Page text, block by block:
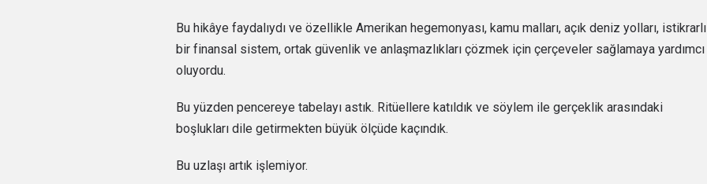
Bu hikâye faydalıydı ve özellikle Amerikan hegemonyası, kamu malları, açık deniz yolları, istikrarlı
bir finansal sistem, ortak güvenlik ve anlaşmazlıkları çözmek için çerçeveler sağlamaya yardımcı
oluyordu.
Bu yüzden pencereye tabelayı astık. Ritüellere katıldık ve söylem ile gerçeklik arasındaki
boşlukları dile getirmekten büyük ölçüde kaçındık.
Bu uzlaşı artık işlemiyor.